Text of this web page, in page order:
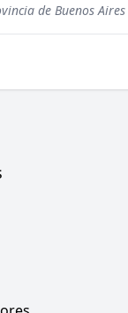
de Buenos Aires